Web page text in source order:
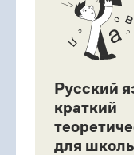
Русский
краткий
для